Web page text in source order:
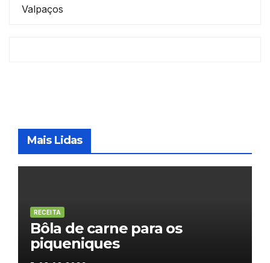
Valpaços
Mais Lidas
RECEITA
Bôla de carne para os
piqueniques